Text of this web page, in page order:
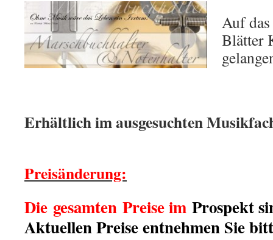
Auf
Blätter
Erhältlich im ausgesuchten
Preisänderung:
Die gesamten Preise im Prospekt
Aktuellen Preise entnehmen Sie